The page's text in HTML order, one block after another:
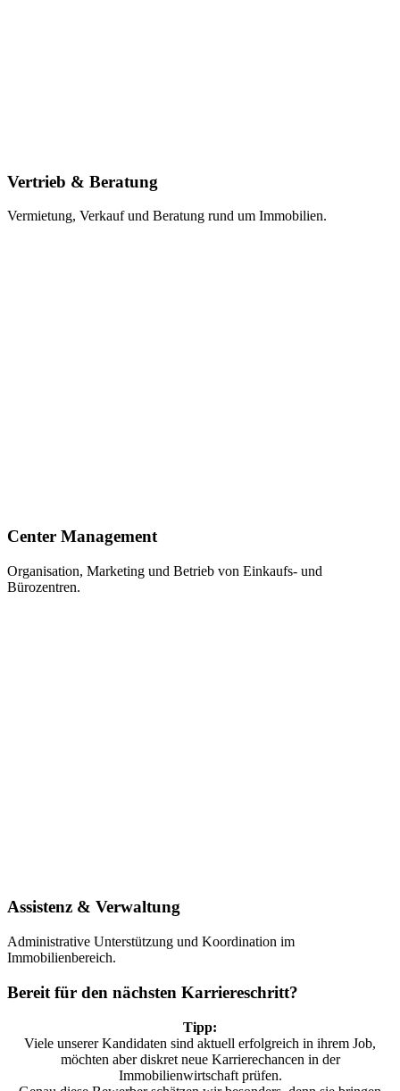
Vertrieb & Beratung
Vermietung, Verkauf und Beratung rund um Immobilien.
Center Management
Organisation, Marketing und Betrieb von Einkaufs- und
Bürozentren.
Assistenz & Verwaltung
Administrative Unterstützung und Koordination im
Immobilienbereich.
Bereit für den nächsten Karriereschritt?
Tipp:
Viele unserer Kandidaten sind aktuell erfolgreich in ihrem Job,
möchten aber diskret neue Karrierechancen in der
Immobilienwirtschaft prüfen.